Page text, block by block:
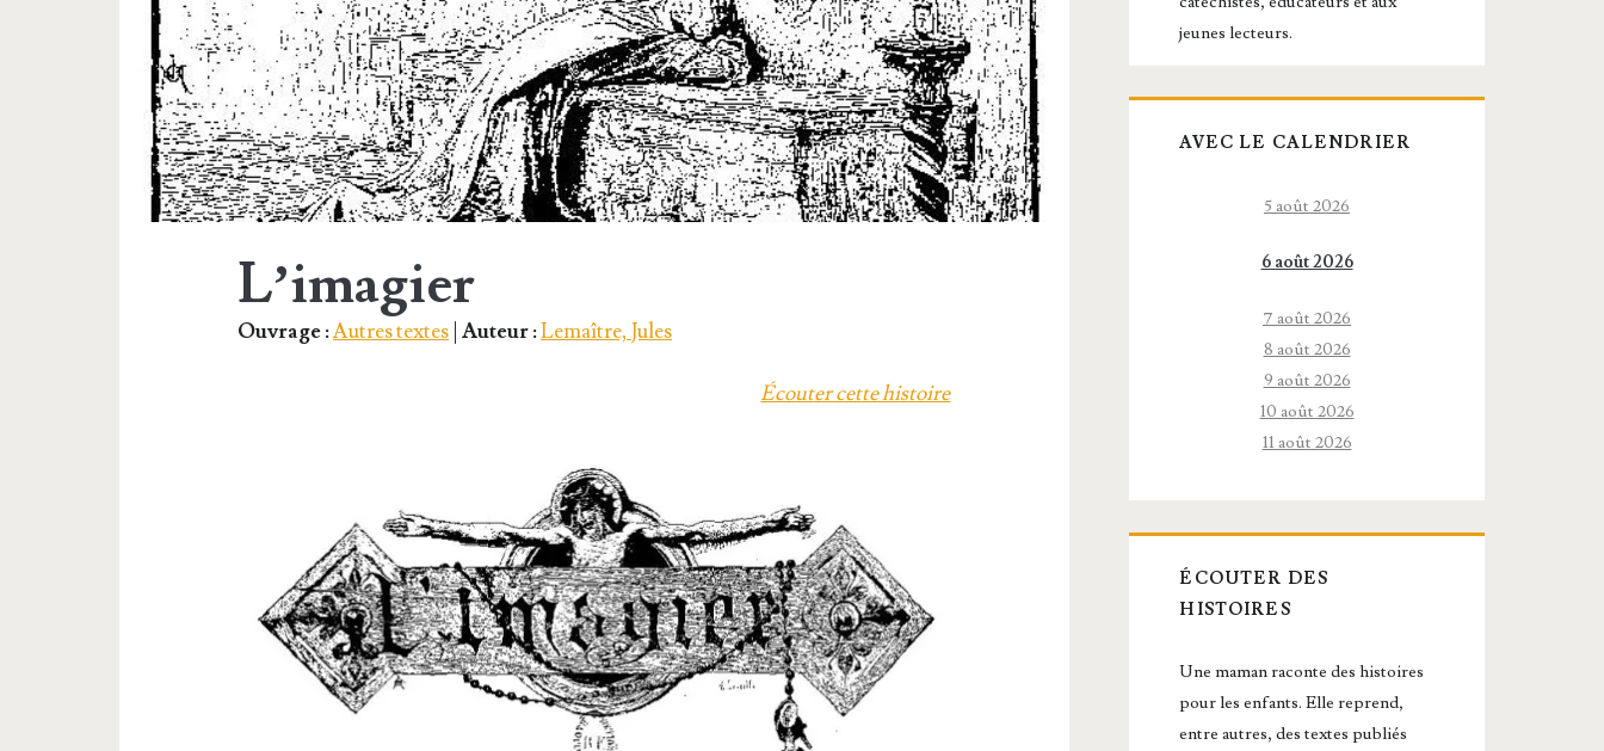
L’imagier
Ouvrage :Autres textes |Auteur :Lemaître, Jules
Écou­ter cette histoire
jeunes lecteurs.
AVEC LE CALENDRIER
5 août 2026
6 août 2026
7 août 2026
8 août 2026
9 août 2026
10 août 2026
11 août 2026
ÉCOUTER DES
HISTOIRES
Une maman raconte des histoires
pour les enfants. Elle reprend,
entre autres, des textes publiés